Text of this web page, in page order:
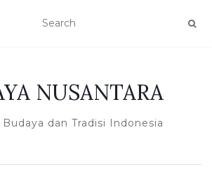
NUSANTARA
dan Tradisi Indonesia